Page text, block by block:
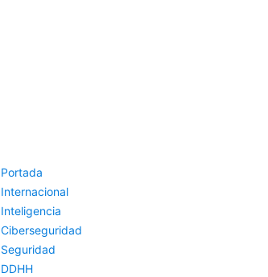
Portada
Internacional
Inteligencia
Ciberseguridad
Seguridad
DDHH